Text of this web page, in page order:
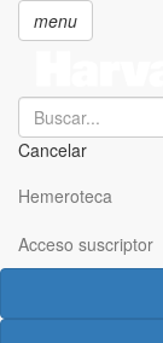
principal
menu
Search
Cancelar
Hemeroteca
Acceso suscriptor
Acceso